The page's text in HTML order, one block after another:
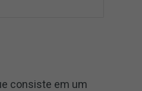
consiste em um